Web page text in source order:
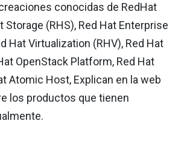
conocidas de RedHat
Storage (RHS), Red Hat Enterprise
Hat Virtualization (RHV), Red Hat
OpenStack Platform, Red Hat
Atomic Host, Explican en la web
los productos que tienen